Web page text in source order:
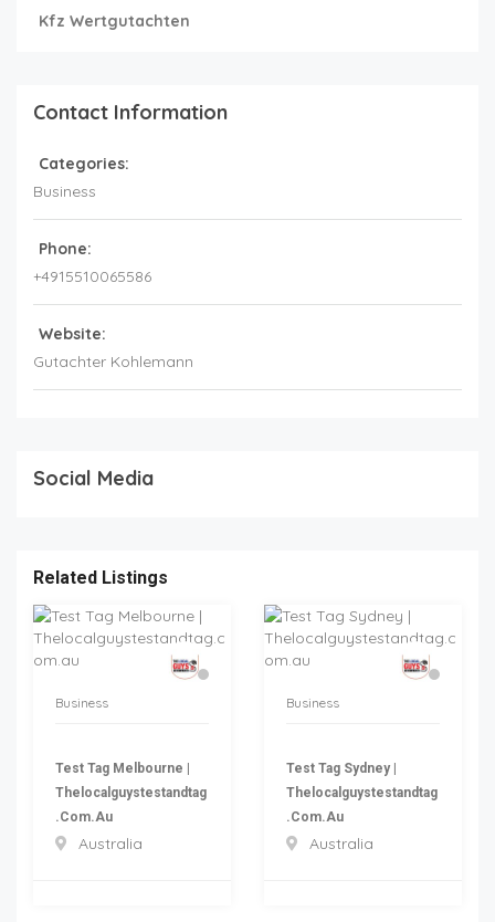
Kfz Wertgutachten
Contact Information
Categories:
Business
Phone:
+4915510065586
Website:
Gutachter Kohlemann
Social Media
Related Listings
Business
Test Tag Melbourne |
Thelocalguystestandtag
.com.au
Australia
Business
Test Tag Sydney |
Thelocalguystestandtag
.com.au
Australia